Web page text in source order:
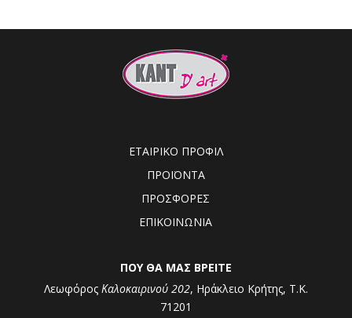
ΕΤΑΙΡΙΚΟ ΠΡΟΦΙΛ
ΠΡΟΪΟΝΤΑ
ΠΡΟΣΦΟΡΕΣ
ΕΠΙΚΟΙΝΩΝΙΑ
ΠΟΥ ΘΑ ΜΑΣ ΒΡΕΙΤΕ
Λεωφόρος Καλοκαιρινού 202, Ηράκλειο Κρήτης, Τ.Κ.
71201